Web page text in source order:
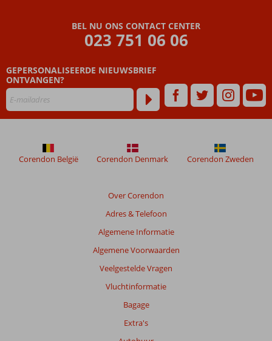
48
maanden
meer
om
de
BEL NU ONS CONTACT CENTER
023 751 06 06
GEPERSONALISEERDE NIEUWSBRIEF
ONTVANGEN?
Over Corendon
Adres & Telefoon
Algemene Informatie
Algemene Voorwaarden
Veelgestelde Vragen
Vluchtinformatie
Bagage
Extra's
Corendon België Corendon Denmark Corendon Zweden